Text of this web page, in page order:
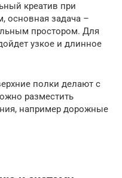
креатив при
основная задача –
простором. Для
узкое и длинное
полки делают с
разместить
например дорожные